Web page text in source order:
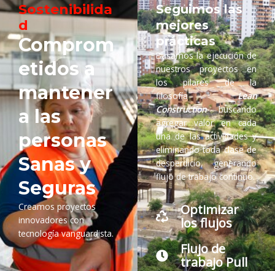
Sostenibilida
d
Comprom
etidos a
mantener
a las
personas
Sanas y
Seguras
Creamos proyectos
innovadores con
tecnología vanguardista.
Seguimos las
mejores
prácticas
Basamos la ejecución de
nuestros proyectos en
los pilares de la
filosofíaLean
Constructionbuscando
agregar valor en cada
una de las actividades y
eliminando toda clase de
desperdicio, generando
flujo de trabajo continuo.
Optimizar
los flujos
Flujo de
trabajo Pull